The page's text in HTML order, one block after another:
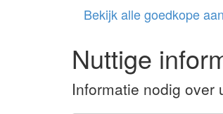
Bekijk alle goedkope
Nuttige
Informatie nodig over